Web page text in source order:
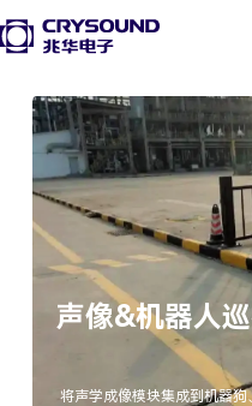
声像&机器人
将声学成像模块集成到机器
兆华电子技术支持
技术支持专员 2026/8/10 11:59:54